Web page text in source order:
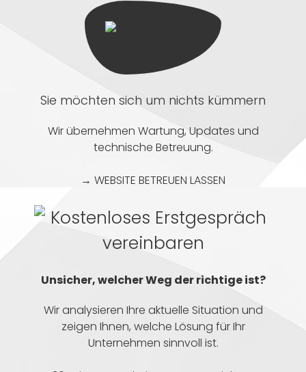
Sie möchten sich um nichts kümmern
Wir übernehmen Wartung, Updates und
technische Betreuung.
→ WEBSITE BETREUEN LASSEN
Unsicher, welcher Weg der richtige ist?
Wir analysieren Ihre aktuelle Situation und
zeigen Ihnen, welche Lösung für Ihr
Unternehmen sinnvoll ist.